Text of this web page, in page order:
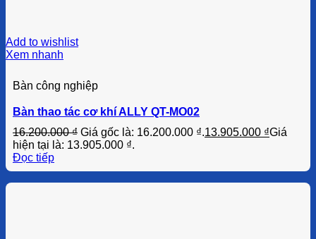
Add to wishlist
Xem nhanh
Bàn công nghiệp
Bàn thao tác cơ khí ALLY QT-MO02
16.200.000₫ Giá gốc là: 16.200.000 ₫.13.905.000 ₫Giá
hiện tại là: 13.905.000 ₫.
Đọc tiếp